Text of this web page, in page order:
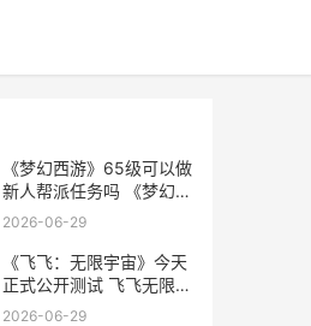
《梦幻西游》65级可以做
新人帮派任务吗 《梦幻西
游》65级攻略
2026-06-29
《飞飞：无限宇宙》今天
正式公开测试 飞飞无限宇
宙官网
2026-06-29